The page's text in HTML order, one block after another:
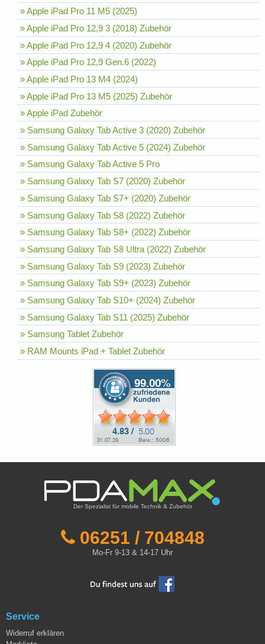
» Apple iPad Pro 11 M5 (2025)
» Apple iPad Pro 12,9 3 (2018) Zubehör
» Apple iPad Pro 12,9 4 (2020) Zubehör
» Apple iPad Pro 12,9 Gen.6 (2022)
» Apple iPad Pro 13 M4 (2024)
» Apple iPad Pro 13 M5 (2025) Zubehör
» Apple iPad Zubehör
» Samsung Galaxy Tab Active 3 (2020) Zubehör
» Samsung Galaxy Tab Active 5 (2024) Zubehör
» Samsung Galaxy Tab Active 5 Pro
» Samsung Galaxy Tab S7 (2020) Zubehör
» Samsung Galaxy Tab S7+ (2020) Zubehör
» Samsung Galaxy Tab S8 (2022) Zubehör
» Samsung Galaxy Tab S8+ (2022) Zubehör
» Samsung Galaxy Tab S8 Ultra (2022) Zubehör
» Samsung Galaxy Tab S9 (2023) Zubehör
» Samsung Galaxy Tab S9+ (2023) Zubehör
» Samsung Galaxy Tab S10+ (2024) Zubehör
» Samsung Galaxy Tab S11 (2025) Zubehör
» Samsung Tablet Zubehör
» RAM Mounts iPad + Tablet Zubehör
Der Spezialist für mobile Technik & Zubehör
06251 / 704848
Mo-Fr 9-13 & 14-17 Uhr
Service
Widerruf erklären